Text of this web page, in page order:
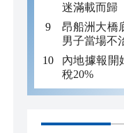
迷滿載而歸
昂船洲大橋
男子當場不
內地據報開
稅20%